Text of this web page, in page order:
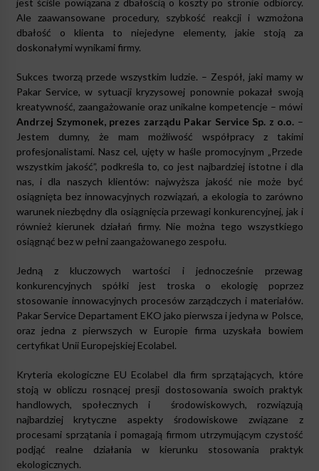
Ale zaawansowane procedury, szybkość reakcji i wzmożona
dbałość o klienta to niejedyne elementy, jakie stoją za
doskonałymi wynikami firmy.
Sukces tworzą przede wszystkim ludzie. – Zespół, jaki mamy w
Pakar Service, w sytuacji kryzysowej ponownie pokazał swoją
kreatywność, zaangażowanie oraz unikalne kompetencje – mówi
Andrzej Szymonek, prezes zarządu Pakar Service Sp. z o.o. –
Jestem dumny, że mam możliwość współpracy z takimi
profesjonalistami. Nasz cel, ujęty w haśle promocyjnym „Przede
wszystkim jakość”, podkreśla to, co jest najbardziej istotne i dla
nas, i dla naszych klientów: najwyższa jakość nie może być
osiągnięta bez innowacyjnych rozwiązań, a ekologia to zarówno
warunek niezbędny dla osiągnięcia przewagi konkurencyjnej, jak i
również kierunek działań firmy. Nie można tego wszystkiego
osiągnąć bez w pełni zaangażowanego zespołu.
Jedną z kluczowych wartości i jednocześnie przewag
konkurencyjnych spółki jest troska o ekologię poprzez
stosowanie innowacyjnych procesów zarządczych i materiałów.
Pakar Service Departament EKO jako pierwsza i jedyna w Polsce,
oraz jedna z pierwszych w Europie firma uzyskała bowiem
certyfikat Unii Europejskiej Ecolabel.
Kryteria ekologiczne EU Ecolabel dla firm sprzątających, które
stoją w obliczu rosnącej presji dostosowania swoich praktyk
handlowych, społecznych i środowiskowych, rozwiązują
najbardziej krytyczne aspekty środowiskowe związane z
procesami sprzątania i pomagają firmom utrzymującym czystość
podjąć realne działania w kierunku stosowania praktyk
ekologicznych.